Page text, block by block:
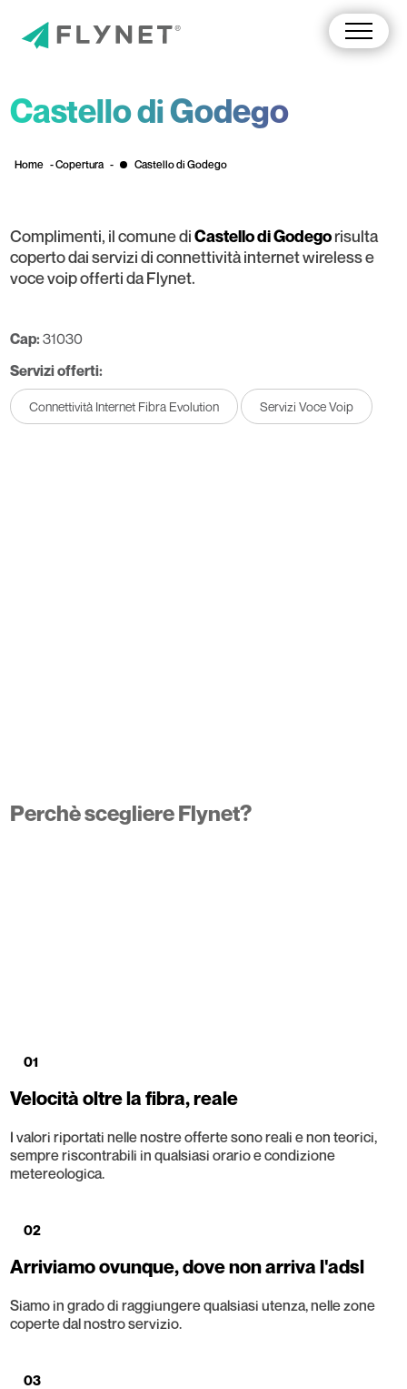
Castello di Godego
Home -Copertura - Castello di Godego
Complimenti, il comune diCastello di Godegorisulta
coperto dai servizi di connettività internet wireless e
voce voip offerti da Flynet.
Cap:31030
Servizi offerti:
Connettività Internet Fibra Evolution Servizi Voce Voip
Perchè scegliere Flynet?
01
Velocità oltre la fibra, reale
I valori riportati nelle nostre offerte sono reali e non teorici,
sempre riscontrabili in qualsiasi orario e condizione
metereologica.
02
Arriviamo ovunque, dove non arriva l'adsl
Siamo in grado di raggiungere qualsiasi utenza, nelle zone
coperte dal nostro servizio.
03